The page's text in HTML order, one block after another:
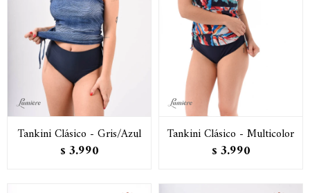
Tankini Clásico - Gris/Azul
$ 3.990
Tankini Clásico - Multicolor
$ 3.990